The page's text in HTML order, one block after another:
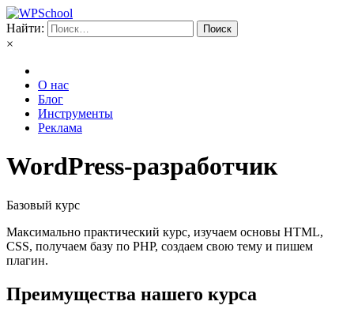
Найти:
×
О нас
Блог
Инструменты
Реклама
WordPress-разработчик
Базовый курс
Максимально практический курс, изучаем основы HTML,
CSS, получаем базу по PHP, создаем свою тему и пишем
плагин.
Преимущества нашего курса